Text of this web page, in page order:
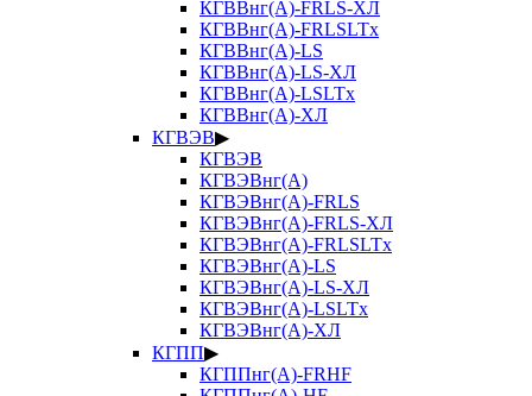
КГВВнг(А)-FRLS-ХЛ
КГВВнг(А)-FRLSLTx
КГВВнг(А)-LS
КГВВнг(А)-LS-ХЛ
КГВВнг(А)-LSLTx
КГВВнг(А)-ХЛ
КГВЭВ▶
КГВЭВ
КГВЭВнг(А)
КГВЭВнг(А)-FRLS
КГВЭВнг(А)-FRLS-ХЛ
КГВЭВнг(А)-FRLSLTx
КГВЭВнг(А)-LS
КГВЭВнг(А)-LS-ХЛ
КГВЭВнг(А)-LSLTx
КГВЭВнг(А)-ХЛ
КГПП▶
КГППнг(А)-FRHF